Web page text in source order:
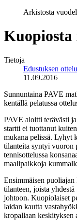
Arkistosta
Tietoja
Edustuksen
11.09.2016
Sunnuntaina PAVE
kentällä pelatussa
PAVE aloitti terävästi
startti ei tuottanut
mukana pelissä. Lyhyt
tilanteita syntyi vuoron
tennisottelussa
maalipaikkoja
Ensimmäisen
tilanteen, joista
johtoon. Kuopiolaiset
laidan kautta
kropallaan keskityksen